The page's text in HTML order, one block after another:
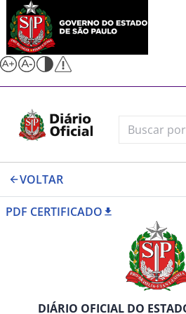
VOLTAR
PDF CERTIFICADO
DIÁRIO OFICIAL DO